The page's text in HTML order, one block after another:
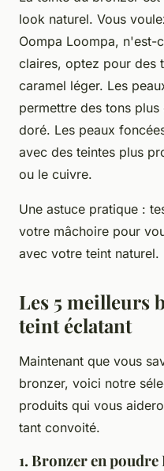
look naturel. Vous
Oompa Loompa, n'est-
claires, optez pour des
caramel léger. Les
permettre des tons
doré. Les peaux
avec des teintes plus
ou le cuivre.
Une astuce pratique :
votre mâchoire pour
avec votre teint naturel.
Les 5 meilleurs
teint éclatant
Maintenant que vous
bronzer, voici notre
produits qui vous
tant convoité.
1. Bronzer en